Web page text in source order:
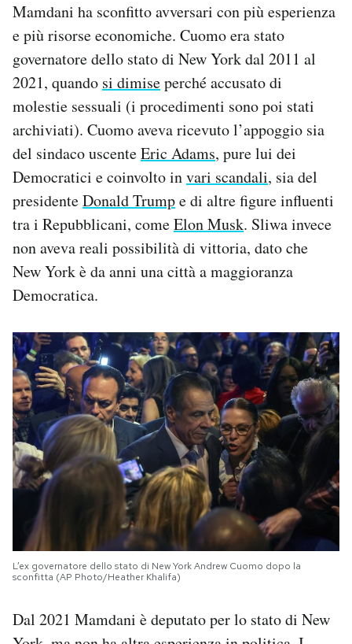
Mamdani ha sconfitto avversari con più esperienza
e più risorse economiche. Cuomo era stato
governatore dello stato di New York dal 2011 al
2021, quando si dimiseperché accusato di
molestie sessuali (i procedimenti sono poi stati
archiviati). Cuomo aveva ricevuto l’appoggio sia
del sindaco uscenteEric Adams, pure lui dei
Democratici e coinvolto invari scandali, sia del
presidenteDonald Trumpe di altre figure influenti
tra i Repubblicani, comeElon Musk. Sliwa invece
non aveva reali possibilità di vittoria, dato che
New York è da anni una città a maggioranza
Democratica.
L’ex governatore dello stato di New York Andrew Cuomo dopo la
sconfitta (AP Photo/Heather Khalifa)
Dal 2021 Mamdani è deputato per lo stato di New